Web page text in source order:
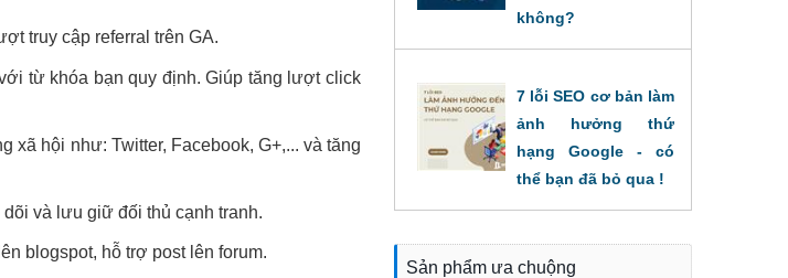
truy cập referral trên GA.
từ khóa bạn quy định. Giúp tăng lượt click
xã hội như: Twitter, Facebook, G+,... và tăng
và lưu giữ đối thủ cạnh tranh.
blogspot, hỗ trợ post lên forum.
không?
7 lỗi SEO cơ bản làm
ảnh hưởng thứ
hạng Google - có
thể bạn đã bỏ qua !
Sản phẩm ưa chuộng